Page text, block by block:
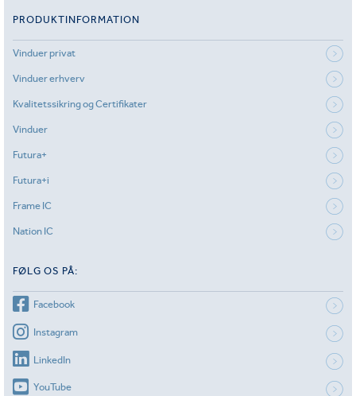
PRODUKTINFORMATION
Vinduer privat
Vinduer erhverv
Kvalitetssikring og Certifikater
Vinduer
Futura+
Futura+i
Frame IC
Nation IC
FØLG OS PÅ:
Facebook
Instagram
LinkedIn
YouTube